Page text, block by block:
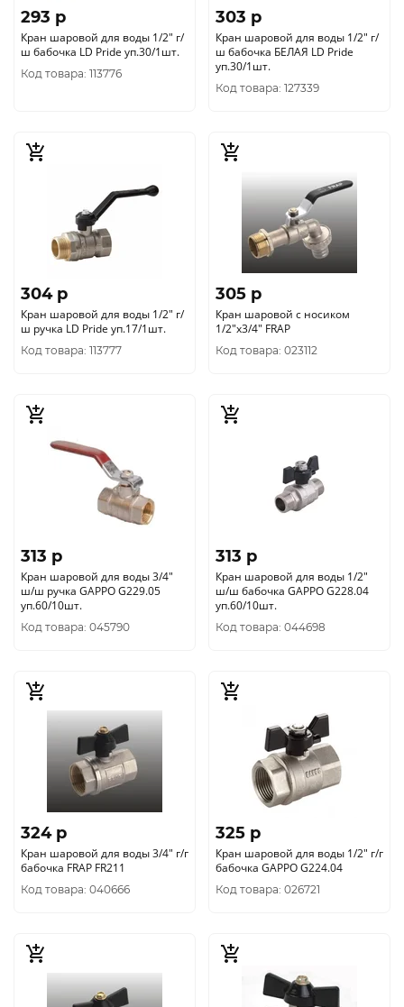
293 p
Кран шаровой для воды 1/2" г/
ш бабочка LD Pride уп.30/1шт.
Код товара: 113776
303 p
Кран шаровой для воды 1/2" г/
ш бабочка БЕЛАЯ LD Pride
уп.30/1шт.
Код товара: 127339
304 p
Кран шаровой для воды 1/2" г/
ш ручка LD Pride уп.17/1шт.
Код товара: 113777
305 p
Кран шаровой с носиком
1/2"х3/4" FRAP
Код товара: 023112
313 p
Кран шаровой для воды 3/4"
ш/ш ручка GAPPO G229.05
уп.60/10шт.
Код товара: 045790
313 p
Кран шаровой для воды 1/2"
ш/ш бабочка GAPPO G228.04
уп.60/10шт.
Код товара: 044698
324 p
Кран шаровой для воды 3/4" г/г
бабочка FRAP FR211
Код товара: 040666
325 p
Кран шаровой для воды 1/2" г/г
бабочка GAPPO G224.04
Код товара: 026721